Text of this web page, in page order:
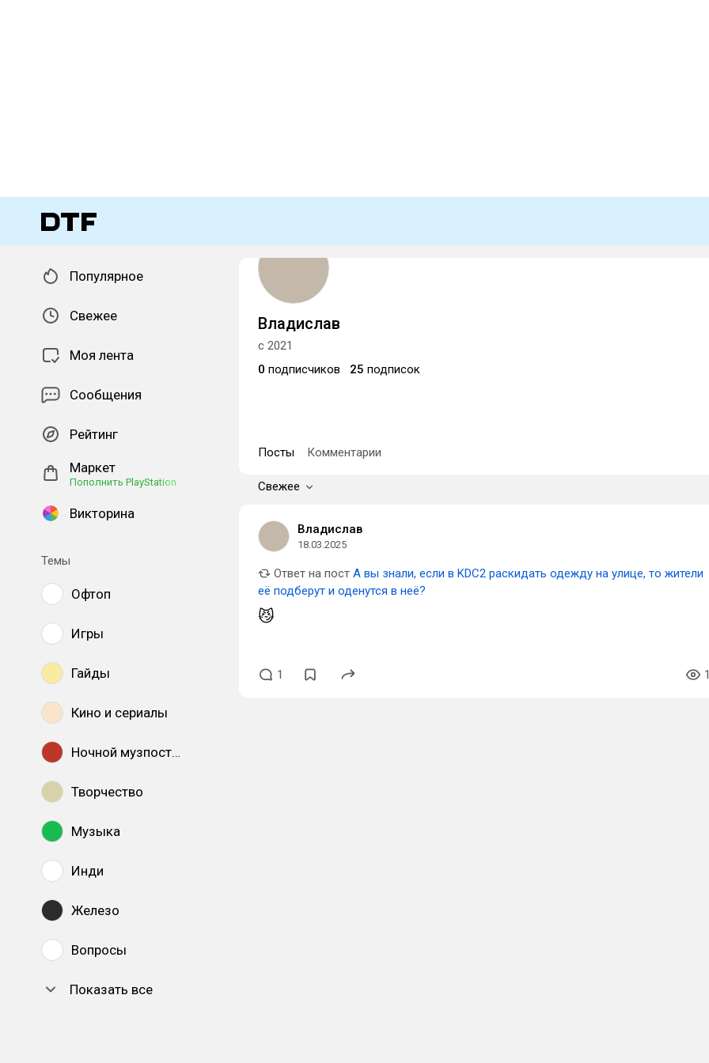
Популярное
Свежее
Моя лента
Сообщения
Рейтинг
Маркет
Пополнить PlayStation
Викторина
Темы
Офтоп
Игры
Гайды
Кино и сериалы
Ночной музпостинг
Творчество
Музыка
Инди
Железо
Вопросы
Показать все
Владислав
с 2021
0 подписчиков 25 подписок
Посты Комментарии
Свежее
Владислав
18.03.2025
Ответ на пост А вы знали, если в KDC2 раскидать одежду на улице, то жители
её подберут и оденутся в неё?
😼
1